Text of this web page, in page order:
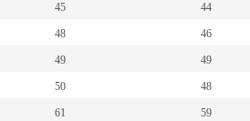
45 44
48 46
49 49
50 48
61 59